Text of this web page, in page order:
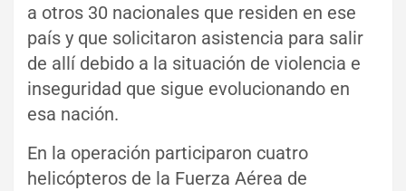
a otros 30 nacionales que residen en ese
país y que solicitaron asistencia para salir
de allí debido a la situación de violencia e
inseguridad que sigue evolucionando en
esa nación.
En la operación participaron cuatro
helicópteros de la Fuerza Aérea de